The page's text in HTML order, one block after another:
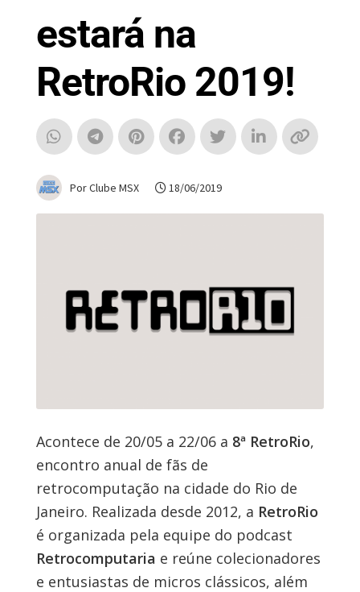
estará na
RetroRio 2019!
Por Clube MSX 18/06/2019
Acontece de 20/05 a 22/06 a 8ª RetroRio,
encontro anual de fãs de
retrocomputação na cidade do Rio de
Janeiro. Realizada desde 2012, a RetroRio
é organizada pela equipe do podcast
Retrocomputaria e reúne colecionadores
e entusiastas de micros clássicos, além